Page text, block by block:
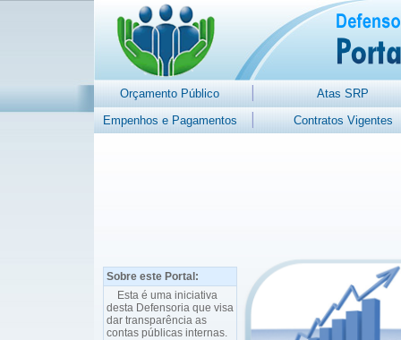
Orçamento Público
Atas SRP
Empenhos e Pagamentos
Contratos Vigentes
Sobre este Portal:
Esta é uma iniciativa
desta Defensoria que visa
dar transparência as
contas públicas internas.